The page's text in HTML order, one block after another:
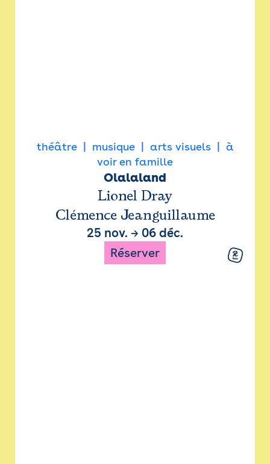
théâtre musique arts visuels
à
voir en famille
Olalaland
Lionel Dray
Clémence Jeanguillaume
25 nov. → 06 déc.
Réserver